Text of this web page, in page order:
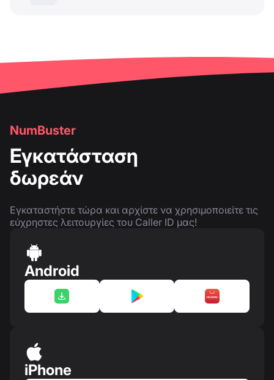
NumBuster
Εγκατάσταση
δωρεάν
Εγκαταστήστε τώρα και αρχίστε να χρησιμοποιείτε τις
εύχρηστες λειτουργίες του Caller ID μας!
Android
iPhone